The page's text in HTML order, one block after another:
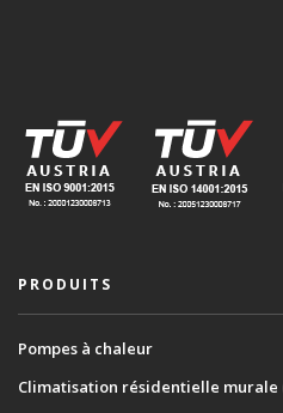
PRODUITS
Pompes à chaleur
Climatisation résidentielle